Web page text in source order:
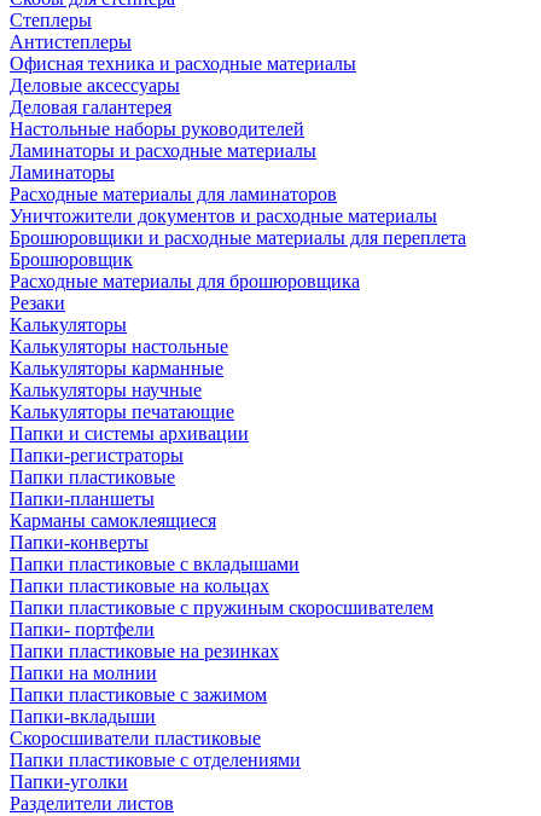
Степлеры
Антистеплеры
Офисная техника и расходные материалы
Деловые аксессуары
Деловая галантерея
Настольные наборы руководителей
Ламинаторы и расходные материалы
Ламинаторы
Расходные материалы для ламинаторов
Уничтожители документов и расходные материалы
Брошюровщики и расходные материалы для переплета
Брошюровщик
Расходные материалы для брошюровщика
Резаки
Калькуляторы
Калькуляторы настольные
Калькуляторы карманные
Калькуляторы научные
Калькуляторы печатающие
Папки и системы архивации
Папки-регистраторы
Папки пластиковые
Папки-планшеты
Карманы самоклеящиеся
Папки-конверты
Папки пластиковые с вкладышами
Папки пластиковые на кольцах
Папки пластиковые с пружиным скоросшивателем
Папки- портфели
Папки пластиковые на резинках
Папки на молнии
Папки пластиковые с зажимом
Папки-вкладыши
Скоросшиватели пластиковые
Папки пластиковые с отделениями
Папки-уголки
Разделители листов